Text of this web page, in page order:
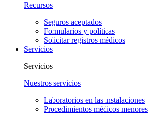
Recursos
Seguros aceptados
Formularios y políticas
Solicitar registros médicos
Servicios
Servicios
Nuestros servicios
Laboratorios en las instalaciones
Procedimientos médicos menores